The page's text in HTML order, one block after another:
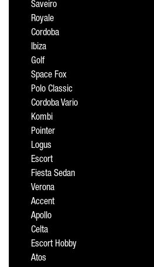
Saveiro
Royale
Cordoba
Ibiza
Golf
Space Fox
Polo Classic
Cordoba Vario
Kombi
Pointer
Logus
Escort
Fiesta Sedan
Verona
Accent
Apollo
Celta
Escort Hobby
Atos